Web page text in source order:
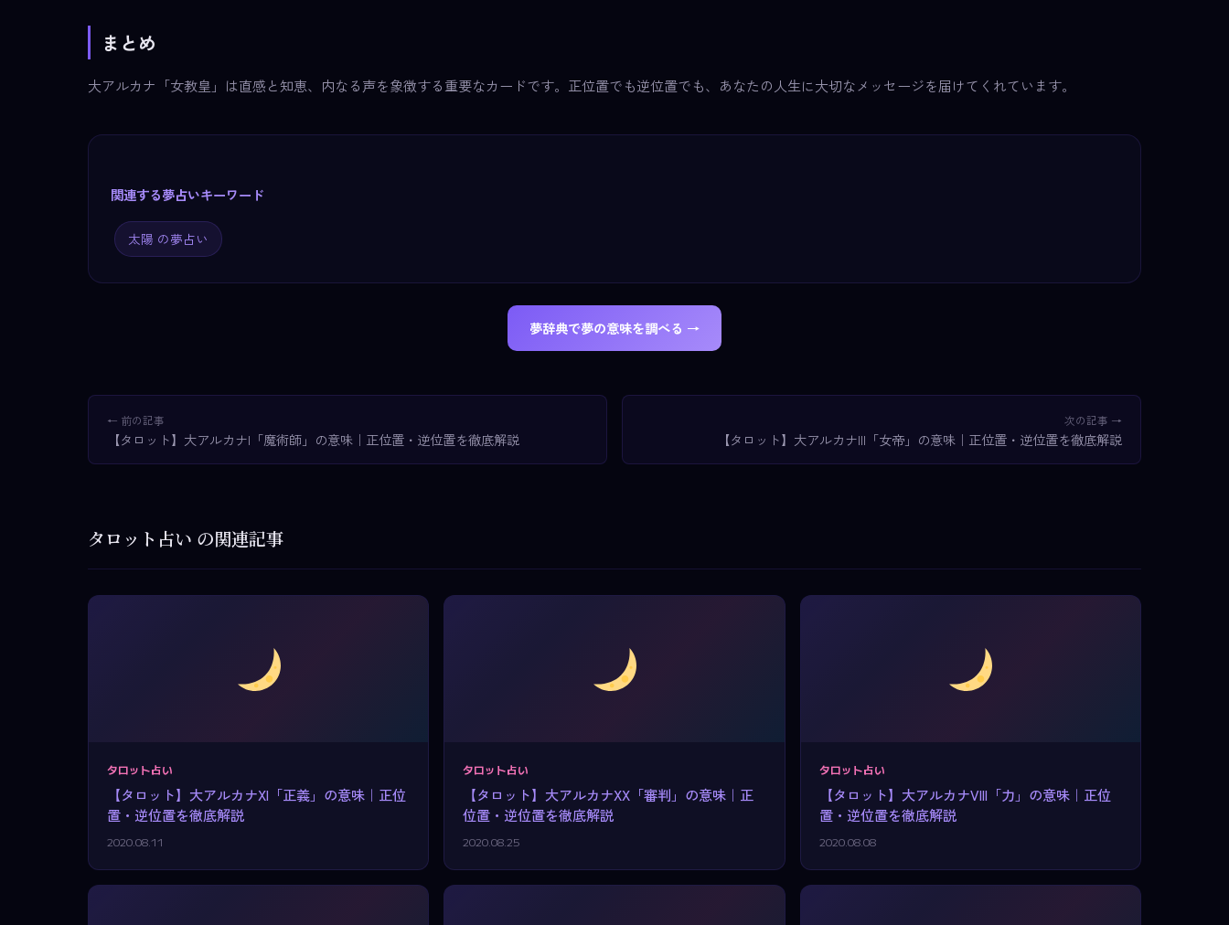
まとめ
大アルカナ「女教皇」は直感と知恵、内なる声を象徴する重要なカードです。正位置でも逆位置でも、あなたの人生に大切なメッセージを届けてくれています。
関連する夢占いキーワード
太陽 の夢占い
夢辞典で夢の意味を調べる →
← 前の記事
【タロット】大アルカナI「魔術師」の意味｜正位置・逆位置を徹底解説
次の記事 →
【タロット】大アルカナIII「女帝」の意味｜正位置・逆位置を徹底解説
タロット占い の関連記事
タロット占い
【タロット】大アルカナXI「正義」の意味｜正位
置・逆位置を徹底解説
2020.08.11
タロット占い
【タロット】大アルカナXX「審判」の意味｜正
位置・逆位置を徹底解説
2020.08.25
タロット占い
【タロット】大アルカナVIII「力」の意味｜正位
置・逆位置を徹底解説
2020.08.08